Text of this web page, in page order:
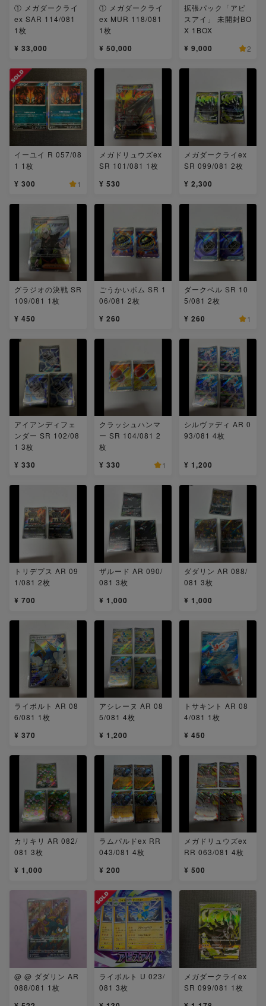
① メガダークライ
ex SAR 114/081
1枚
¥ 33,000
① メガダークライ
ex MUR 118/081
1枚
¥ 50,000
拡張パック「アビ
スアイ」 未開封BO
X 1BOX
¥ 9,000 2
イーユイ R 057/08
1 1枚
¥ 300 1
メガドリュウズex
SR 101/081 1枚
¥ 530
メガダークライex
SR 099/081 2枚
¥ 2,300
グラジオの決戦 SR
109/081 1枚
¥ 450
ごうかいボム SR 1
06/081 2枚
¥ 260
ダークベル SR 10
5/081 2枚
¥ 260 1
アイアンディフェ
ンダー SR 102/08
1 3枚
¥ 330
クラッシュハンマ
ー SR 104/081 2
枚
¥ 330 1
シルヴァディ AR 0
93/081 4枚
¥ 1,200
トリデプス AR 09
1/081 2枚
¥ 700
ザルード AR 090/
081 3枚
¥ 1,000
ダダリン AR 088/
081 3枚
¥ 1,000
ライボルト AR 08
6/081 1枚
¥ 370
アシレーヌ AR 08
5/081 4枚
¥ 1,200
トサキント AR 08
4/081 1枚
¥ 450
カリキリ AR 082/
081 3枚
¥ 1,000
ラムパルドex RR
043/081 4枚
¥ 200
メガドリュウズex
RR 063/081 4枚
¥ 500
@ @ ダダリン AR
088/081 1枚
ライボルト U 023/
081 3枚
メガダークライex
SR 099/081 1枚